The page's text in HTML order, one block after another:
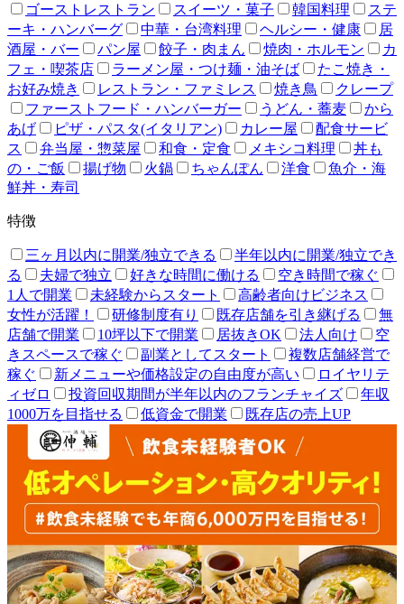
ゴーストレストラン スイーツ・菓子 韓国料理
ステ
ーキ・ハンバーグ
中華・台湾料理 ヘルシー・健康
居
酒屋・バー
パン屋 餃子・肉まん 焼肉・ホルモン
カ
フェ・喫茶店
ラーメン屋・つけ麺・油そば
たこ焼き・
お好み焼き
レストラン・ファミレス 焼き鳥
クレープ
ファーストフード・ハンバーガー
うどん・蕎麦
から
あげ
ピザ・パスタ(イタリアン) カレー屋
配食サービ
ス
弁当屋・惣菜屋 和食・定食 メキシコ料理
丼も
の・ご飯
揚げ物 火鍋 ちゃんぽん 洋食
魚介・海
鮮丼・寿司
特徴
三ヶ月以内に開業/独立できる
半年以内に開業/独立でき
る
夫婦で独立 好きな時間に働ける
空き時間で稼ぐ
1人で開業
未経験からスタート
高齢者向けビジネス
女性が活躍！
研修制度有り 既存店舗を引き継げる
無
店舗で開業
10坪以下で開業 居抜きOK 法人向け
空
きスペースで稼ぐ
副業としてスタート
複数店舗経営で
稼ぐ
新メニューや価格設定の自由度が高い
ロイヤリテ
ィゼロ
投資回収期間が半年以内のフランチャイズ
年収
1000万を目指せる
低資金で開業 既存店の売上UP